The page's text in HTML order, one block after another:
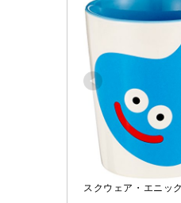
スクウェア・エニッ